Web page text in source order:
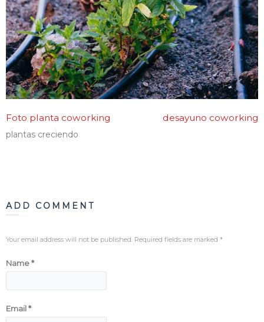
Foto planta coworking desayuno coworking
plantas creciendo
ADD COMMENT
Your email address will not be published. Required fields are marked *
Name*
Email*